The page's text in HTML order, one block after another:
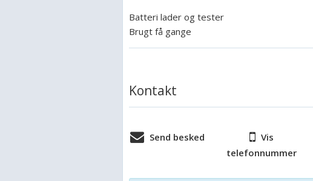
Batteri lader og tester
Brugt få gange
Kontakt
Send besked
Vis
telefonnummer